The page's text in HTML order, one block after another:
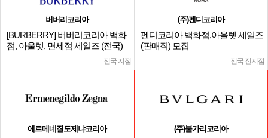
버버리코리아
[BURBERRY] 버버리코리아 백화
점, 아울렛, 면세점 세일즈 (전국)
전국 지점
(주)펜디코리아
펜디코리아 백화점,아울렛 세일즈
(판매직) 모집
전국 전지점
에르메네질도제냐코리아 (주)불가리코리아